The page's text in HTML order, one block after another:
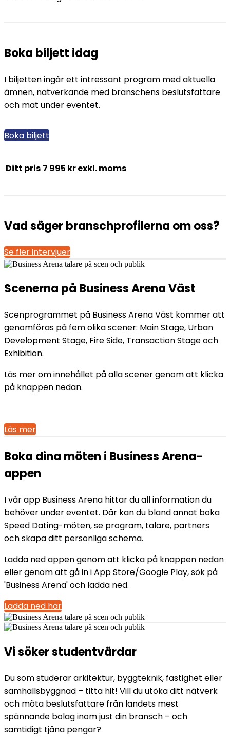
Boka biljett idag
I biljetten ingår ett intressant program med aktuella
ämnen, nätverkande med branschens beslutsfattare
och mat under eventet.
Boka biljett
Ditt pris 7 995 kr exkl. moms
Vad säger branschprofilerna om oss?
Se fler intervjuer
Scenerna på Business Arena Väst
Scenprogrammet på Business Arena Väst kommer att
genomföras på fem olika scener: Main Stage, Urban
Development Stage, Fire Side, Transaction Stage och
Exhibition.
Läs mer om innehållet på alla scener genom att klicka
på knappen nedan.
Läs mer
Boka dina möten i Business Arena-
appen
I vår app Business Arena hittar du all information du
behöver under eventet. Där kan du bland annat boka
Speed Dating-möten, se program, talare, partners
och skapa ditt personliga schema.
Ladda ned appen genom att klicka på knappen nedan
eller genom att gå in i App Store/Google Play, sök på
'Business Arena' och ladda ned.
Ladda ned här
Vi söker studentvärdar
Du som studerar arkitektur, byggteknik, fastighet eller
samhällsbyggnad – titta hit! Vill du utöka ditt nätverk
och möta beslutsfattare från landets mest
spännande bolag inom just din bransch – och
samtidigt tjäna pengar?